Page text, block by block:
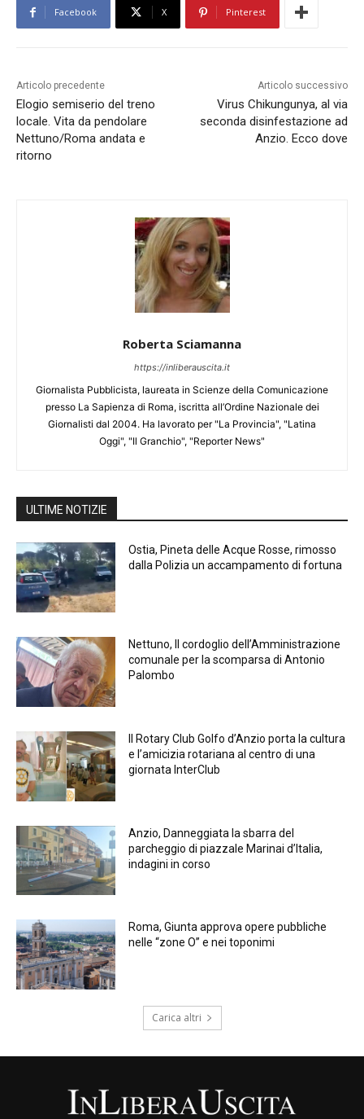
Facebook X Pinterest
Articolo precedente
Elogio semiserio del treno
locale. Vita da pendolare
Nettuno/Roma andata e
ritorno
Articolo successivo
Virus Chikungunya, al via
seconda disinfestazione ad
Anzio. Ecco dove
Roberta Sciamanna
https://inliberauscita.it
Giornalista Pubblicista, laureata in Scienze della Comunicazione
presso La Sapienza di Roma, iscritta all’Ordine Nazionale dei
Giornalisti dal 2004. Ha lavorato per "La Provincia", "Latina
Oggi", "Il Granchio", "Reporter News"
ULTIME NOTIZIE
Ostia, Pineta delle Acque Rosse, rimosso
dalla Polizia un accampamento di fortuna
Nettuno, Il cordoglio dell’Amministrazione
comunale per la scomparsa di Antonio
Palombo
Il Rotary Club Golfo d’Anzio porta la cultura
e l’amicizia rotariana al centro di una
giornata InterClub
Anzio, Danneggiata la sbarra del
parcheggio di piazzale Marinai d’Italia,
indagini in corso
Roma, Giunta approva opere pubbliche
nelle “zone O” e nei toponimi
Carica altri